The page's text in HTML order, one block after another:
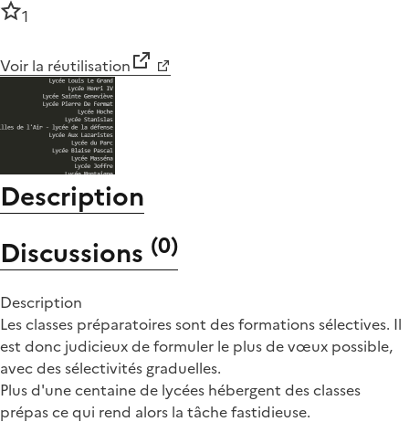
1
Voir la réutilisation
Description
Discussions (0)
Description
Les classes préparatoires sont des formations sélectives. Il
est donc judicieux de formuler le plus de vœux possible,
avec des sélectivités graduelles.
Plus d'une centaine de lycées hébergent des classes
prépas ce qui rend alors la tâche fastidieuse.